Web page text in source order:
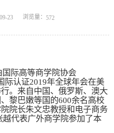
23 浏览量： 572
国际高等商学院协会
际认证2019年全球年会在美
。来自中国、俄罗斯、澳大
黎巴嫩等国的600余名高校
院长朱文忠教授和电子商务
越代表广外商学院参加了本